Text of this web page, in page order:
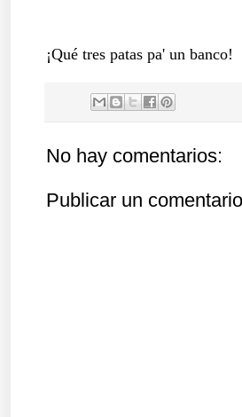
¡Qué tres patas pa' un banco!
No hay comentarios:
Publicar un comentario